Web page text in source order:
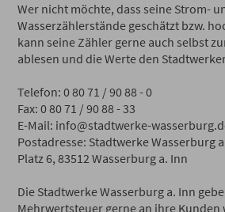
Wer nicht möchte, dass seine Strom-
Wasserzählerstände geschätzt bzw.
kann seine Zähler gerne auch selbst
ablesen und die Werte den
Telefon: 0 80 71 / 90 88 - 0
Fax: 0 80 71 / 90 88 - 33
E-Mail: info@stadtwerke-
Postadresse: Stadtwerke Wasserburg
Platz 6, 83512 Wasserburg a. Inn
Die Stadtwerke Wasserburg a. Inn
Mehrwertsteuer gerne an ihre Kunden